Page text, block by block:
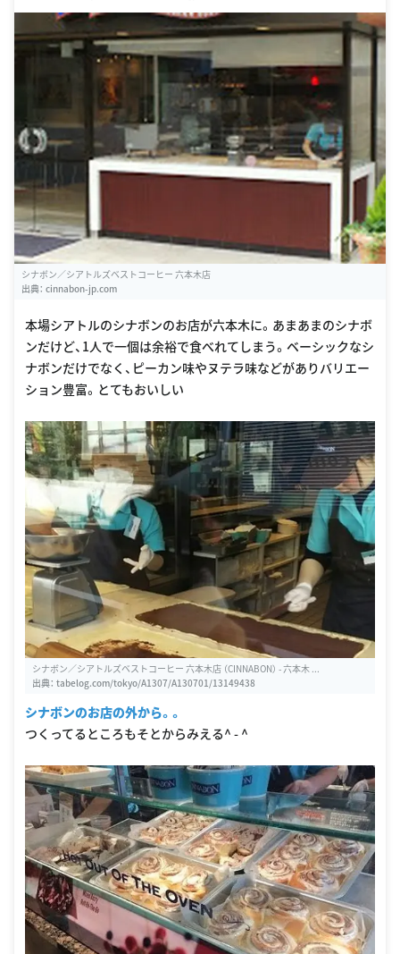
シナボン／シアトルズベストコーヒー 六本木店
出典： cinnabon-jp.com
本場シアトルのシナボンのお店が六本木に。あまあまのシナボ
ンだけど、1人で一個は余裕で食べれてしまう。ベーシックなシ
ナボンだけでなく、ピーカン味やヌテラ味などがありバリエー
ション豊富。とてもおいしい
シナボン／シアトルズベストコーヒー 六本木店 （CINNABON） - 六本木 ...
出典： tabelog.com/tokyo/A1307/A130701/13149438
シナボンのお店の外から。。
つくってるところもそとからみえる^ - ^